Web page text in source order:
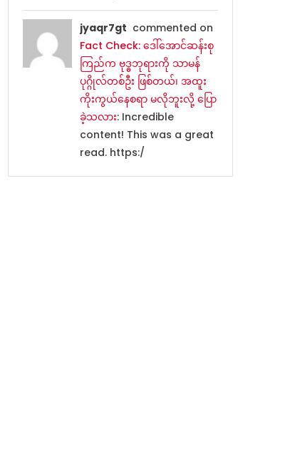
jyaqr7gt commented on
Fact Check: ဒေါ်အောင်ဆန်းစု
ကြည်က ဗုဒ္ဓဘုရားကို သာမန်
ပုဂ္ဂိုလ်တစ်ဦး ဖြစ်တယ်၊ အထူး
ကိုးကွယ်နေစရာ မလိုဘူးလို့ ပြော
ခဲ့သလား: Incredible
content! This was a great
read. https:/